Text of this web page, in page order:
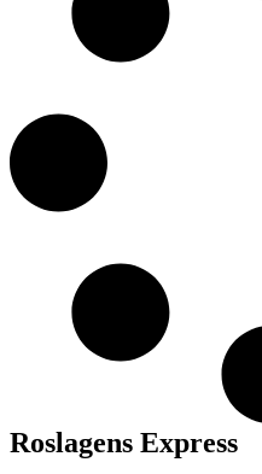
Roslagens Express